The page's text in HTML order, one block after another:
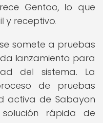
Gentoo, lo que
y receptivo.
somete a pruebas
lanzamiento para
del sistema. La
de pruebas
activa de Sabayon
rápida de